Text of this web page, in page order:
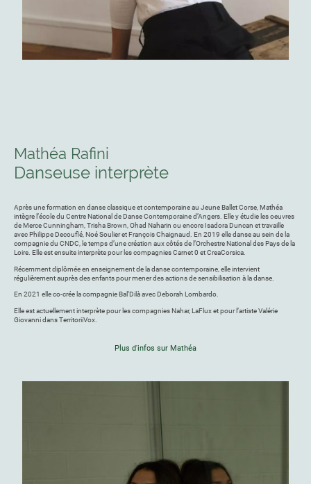
Mathéa Rafini
Danseuse interprète
Après une formation en danse classique et contemporaine au Jeune Ballet Corse, Mathéa
intègre l’école du Centre National de Danse Contemporaine d’Angers. Elle y étudie les oeuvres
de Merce Cunningham, Trisha Brown, Ohad Naharin ou encore Isadora Duncan et travaille
avec Philippe Decouflé, Noé Soulier et François Chaignaud. En 2019 elle danse au sein de la
compagnie du CNDC, le temps d’une création aux côtés de l’Orchestre National des Pays de la
Loire. Elle est ensuite interprète pour les compagnies Carnet 0 et CreaCorsica.
Récemment diplômée en enseignement de la danse contemporaine, elle intervient
régulièrement auprès des enfants pour mener des actions de sensibilisation à la danse.
En 2021 elle co-crée la compagnie Bal’Dilà avec Deborah Lombardo.
Elle est actuellement interprète pour les compagnies Nahar, LaFlux et pour l’artiste Valérie
Giovanni dans TerritoriiVox.
Plus d'infos sur Mathéa